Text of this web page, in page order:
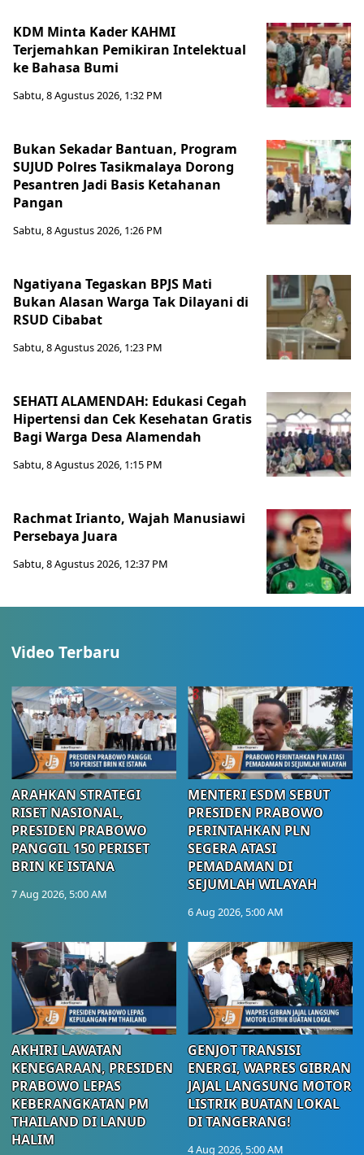
KDM Minta Kader KAHMI
Terjemahkan Pemikiran Intelektual
ke Bahasa Bumi
Sabtu, 8 Agustus 2026, 1:32 PM
Bukan Sekadar Bantuan, Program
SUJUD Polres Tasikmalaya Dorong
Pesantren Jadi Basis Ketahanan
Pangan
Sabtu, 8 Agustus 2026, 1:26 PM
Ngatiyana Tegaskan BPJS Mati
Bukan Alasan Warga Tak Dilayani di
RSUD Cibabat
Sabtu, 8 Agustus 2026, 1:23 PM
SEHATI ALAMENDAH: Edukasi Cegah
Hipertensi dan Cek Kesehatan Gratis
Bagi Warga Desa Alamendah
Sabtu, 8 Agustus 2026, 1:15 PM
Rachmat Irianto, Wajah Manusiawi
Persebaya Juara
Sabtu, 8 Agustus 2026, 12:37 PM
Video Terbaru
ARAHKAN STRATEGI
RISET NASIONAL,
PRESIDEN PRABOWO
PANGGIL 150 PERISET
BRIN KE ISTANA
7 Aug 2026, 5:00 AM
MENTERI ESDM SEBUT
PRESIDEN PRABOWO
PERINTAHKAN PLN
SEGERA ATASI
PEMADAMAN DI
SEJUMLAH WILAYAH
6 Aug 2026, 5:00 AM
AKHIRI LAWATAN
KENEGARAAN, PRESIDEN
PRABOWO LEPAS
KEBERANGKATAN PM
THAILAND DI LANUD
HALIM
GENJOT TRANSISI
ENERGI, WAPRES GIBRAN
JAJAL LANGSUNG MOTOR
LISTRIK BUATAN LOKAL
DI TANGERANG!
4 Aug 2026, 5:00 AM